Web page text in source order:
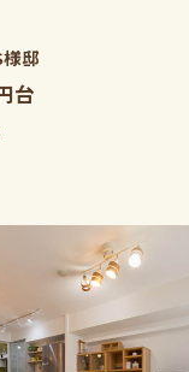
邸
台